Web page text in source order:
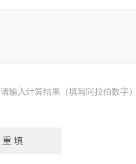
请输入计算结果（填写阿拉伯数字